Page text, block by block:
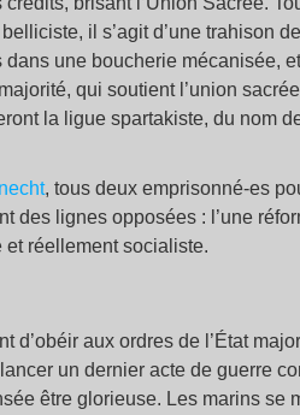
il s’agit d’une trahison
une boucherie mécanisée,
qui soutient l’union
la ligue spartakiste, du nom
, tous deux emprisonné-es
des lignes opposées : l’une
réellement socialiste.
d’obéir aux ordres de l’État
un dernier acte de guerre
être glorieuse. Les marins se